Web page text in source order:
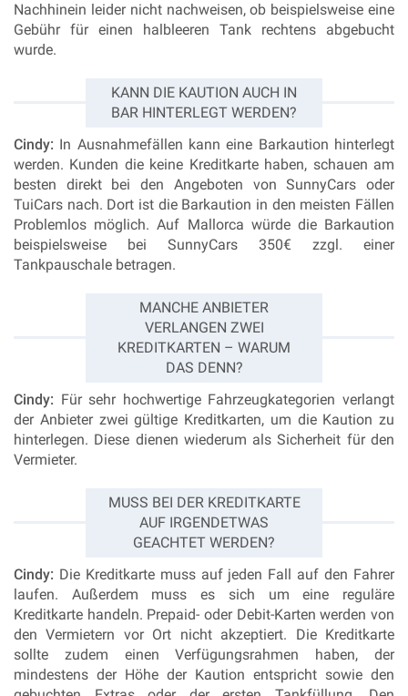
Nachhinein leider nicht nachweisen, ob beispielsweise eine
Gebühr für einen halbleeren Tank rechtens abgebucht
wurde.
KANN DIE KAUTION AUCH IN
BAR HINTERLEGT WERDEN?
Cindy: In Ausnahmefällen kann eine Barkaution hinterlegt
werden. Kunden die keine Kreditkarte haben, schauen am
besten direkt bei den Angeboten von SunnyCars oder
TuiCars nach. Dort ist die Barkaution in den meisten Fällen
Problemlos möglich. Auf Mallorca würde die Barkaution
beispielsweise bei SunnyCars 350€ zzgl. einer
Tankpauschale betragen.
MANCHE ANBIETER
VERLANGEN ZWEI
KREDITKARTEN – WARUM
DAS DENN?
Cindy: Für sehr hochwertige Fahrzeugkategorien verlangt
der Anbieter zwei gültige Kreditkarten, um die Kaution zu
hinterlegen. Diese dienen wiederum als Sicherheit für den
Vermieter.
MUSS BEI DER KREDITKARTE
AUF IRGENDETWAS
GEACHTET WERDEN?
Cindy: Die Kreditkarte muss auf jeden Fall auf den Fahrer
laufen. Außerdem muss es sich um eine reguläre
Kreditkarte handeln. Prepaid- oder Debit-Karten werden von
den Vermietern vor Ort nicht akzeptiert. Die Kreditkarte
sollte zudem einen Verfügungsrahmen haben, der
mindestens der Höhe der Kaution entspricht sowie den